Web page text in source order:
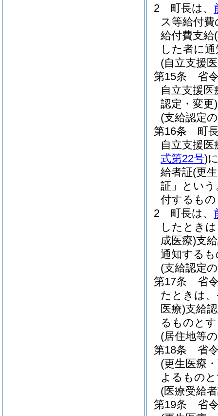
2
町長は、
ス等給付
給付費支給
した者に
(自立支援
第15条
省
自立支援医
認定・変更)
(支給認定
第16条
町
自立支援医
式第22号)
給者証(更
証」という
付するも
2
町長は、
したとき
成医療)支
通知する
(支給認定
第17条
省
たときは
医療)支給
るものと
(居住地等
第18条
省
(更生医療
よるもの
(医療受給
第19条
省